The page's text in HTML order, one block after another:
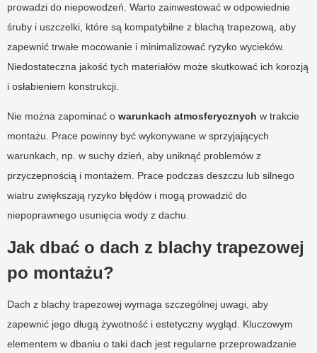
prowadzi do niepowodzeń. Warto zainwestować w odpowiednie
śruby i uszczelki, które są kompatybilne z blachą trapezową, aby
zapewnić trwałe mocowanie i minimalizować ryzyko wycieków.
Niedostateczna jakość tych materiałów może skutkować ich korozją
i osłabieniem konstrukcji.
Nie można zapominać o warunkach atmosferycznych w trakcie
montażu. Prace powinny być wykonywane w sprzyjających
warunkach, np. w suchy dzień, aby uniknąć problemów z
przyczepnością i montażem. Prace podczas deszczu lub silnego
wiatru zwiększają ryzyko błędów i mogą prowadzić do
niepoprawnego usunięcia wody z dachu.
Jak dbać o dach z blachy trapezowej
po montażu?
Dach z blachy trapezowej wymaga szczególnej uwagi, aby
zapewnić jego długą żywotność i estetyczny wygląd. Kluczowym
elementem w dbaniu o taki dach jest regularne przeprowadzanie